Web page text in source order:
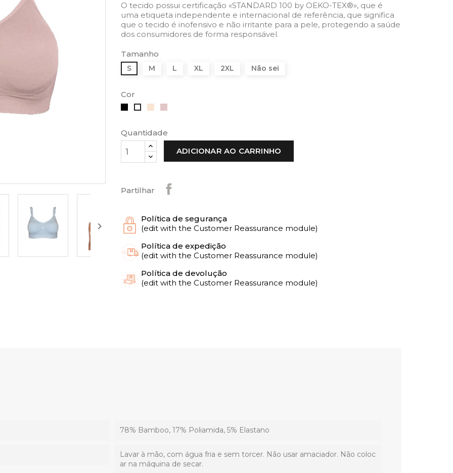

O tecido possui certificação «STANDARD 100 by OEKO-TEX®», que é
uma etiqueta independente e internacional de referência, que significa
que o tecido é inofensivo e não irritante para a pele, protegendo a saúde
dos consumidores de forma responsável.
Tamanho
S M L XL 2XL Não sei
Cor
PretoBranco
Quantidade
ADICIONAR AO CARRINHO
Partilhar
Política de segurança
(edit with the Customer Reassurance module)
Política de expedição
(edit with the Customer Reassurance module)
Política de devolução
(edit with the Customer Reassurance module)
78% Bamboo, 17% Poliamida, 5% Elastano
Lavar à mão, com água fria e sem torcer. Não usar amaciador. Não coloc
ar na máquina de secar.